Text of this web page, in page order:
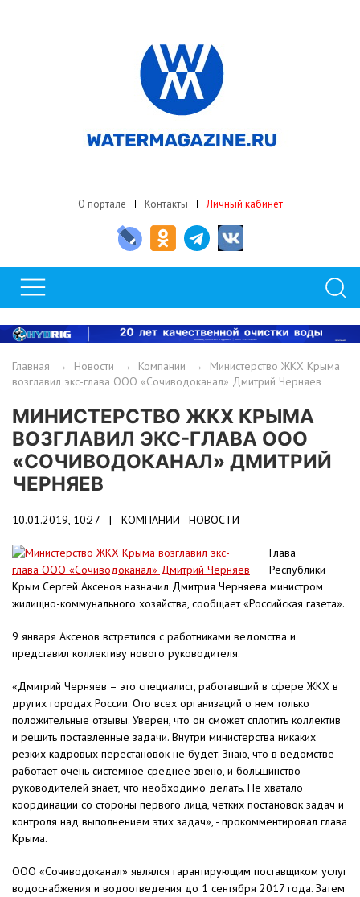
О портале Контакты Личный кабинет
Главная → Новости → Компании → Министерство ЖКХ Крыма
возглавил экс-глава ООО «Сочиводоканал» Дмитрий Черняев
МИНИСТЕРСТВО ЖКХ КРЫМА
ВОЗГЛАВИЛ ЭКС-ГЛАВА ООО
«СОЧИВОДОКАНАЛ» ДМИТРИЙ
ЧЕРНЯЕВ
10.01.2019, 10:27 | КОМПАНИИ - НОВОСТИ
Глава
Республики
Крым Сергей Аксенов назначил Дмитрия Черняева министром
жилищно-коммунального хозяйства, сообщает «Российская газета».
9 января Аксенов встретился с работниками ведомства и
представил коллективу нового руководителя.
«Дмитрий Черняев – это специалист, работавший в сфере ЖКХ в
других городах России. Ото всех организаций о нем только
положительные отзывы. Уверен, что он сможет сплотить коллектив
и решить поставленные задачи. Внутри министерства никаких
резких кадровых перестановок не будет. Знаю, что в ведомстве
работает очень системное среднее звено, и большинство
руководителей знает, что необходимо делать. Не хватало
координации со стороны первого лица, четких постановок задач и
контроля над выполнением этих задач», - прокомментировал глава
Крыма.
ООО «Сочиводоканал» являлся гарантирующим поставщиком услуг
водоснабжения и водоотведения до 1 сентября 2017 года. Затем